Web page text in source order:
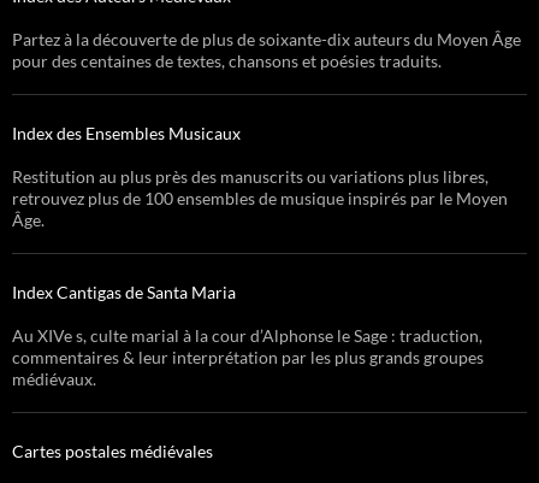
Partez à la découverte de plus de soixante-dix auteurs du Moyen Âge
pour des centaines de textes, chansons et poésies traduits.
Index des Ensembles Musicaux
Restitution au plus près des manuscrits ou variations plus libres,
retrouvez plus de 100 ensembles de musique inspirés par le Moyen
Âge.
Index Cantigas de Santa Maria
Au XIVe s, culte marial à la cour d’Alphonse le Sage : traduction,
commentaires & leur interprétation par les plus grands groupes
médiévaux.
Cartes postales médiévales